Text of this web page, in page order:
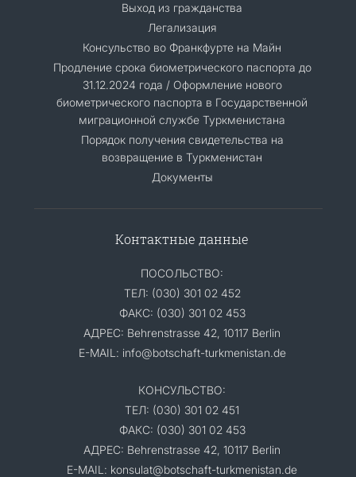
Выход из гражданства
Легализация
Консульство во Франкфурте на Майн
Продление срока биометрического паспорта до
31.12.2024 года / Оформление нового
биометрического паспорта в Государственной
миграционной службе Туркменистана
Порядок получения свидетельства на
возвращение в Туркменистан
Документы
Контактные данные
ПОСОЛЬСТВО:
ТЕЛ: (030) 301 02 452
ФАКС: (030) 301 02 453
АДРЕС: Behrenstrasse 42, 10117 Berlin
E-MAIL: info@botschaft-turkmenistan.de
КОНСУЛЬСТВО:
ТЕЛ: (030) 301 02 451
ФАКС: (030) 301 02 453
АДРЕС: Behrenstrasse 42, 10117 Berlin
E-MAIL: konsulat@botschaft-turkmenistan.de